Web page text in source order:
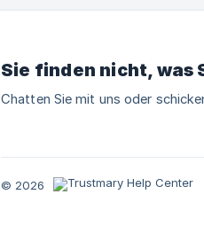
Sie finden nicht, was
Chatten Sie mit uns oder
© 2026